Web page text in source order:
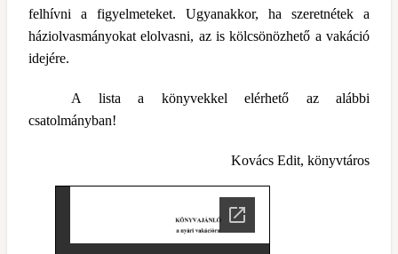
felhívni a figyelmeteket. Ugyanakkor, ha szeretnétek a
háziolvasmányokat elolvasni, az is kölcsönözhető a vakáció
idejére.
A lista a könyvekkel elérhető az alábbi
csatolmányban!
Kovács Edit, könyvtáros